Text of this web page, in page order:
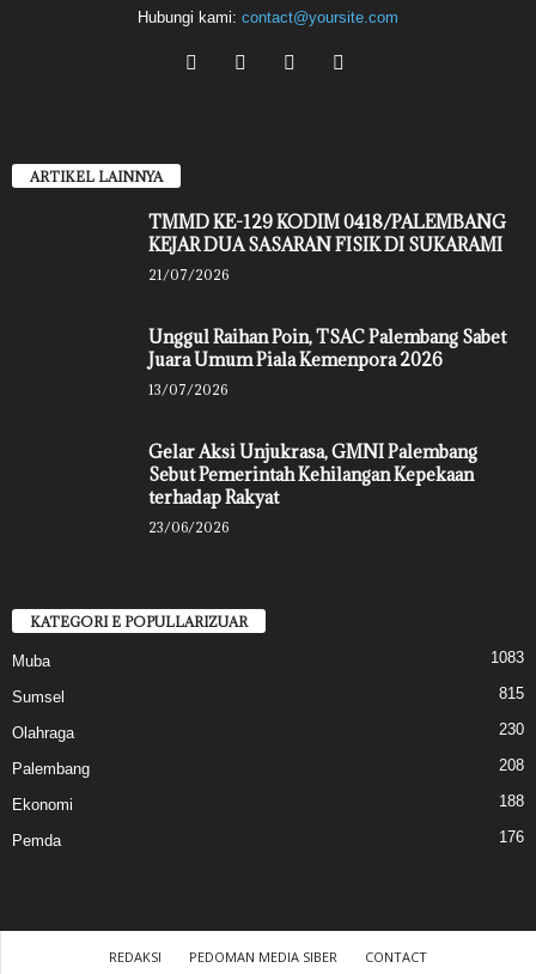
Hubungi kami: contact@yoursite.com
ARTIKEL LAINNYA
TMMD KE-129 KODIM 0418/PALEMBANG
KEJAR DUA SASARAN FISIK DI SUKARAMI
21/07/2026
Unggul Raihan Poin, TSAC Palembang Sabet
Juara Umum Piala Kemenpora 2026
13/07/2026
Gelar Aksi Unjukrasa, GMNI Palembang
Sebut Pemerintah Kehilangan Kepekaan
terhadap Rakyat
23/06/2026
KATEGORI E POPULLARIZUAR
Muba 1083
Sumsel 815
Olahraga 230
Palembang 208
Ekonomi 188
Pemda 176
REDAKSI PEDOMAN MEDIA SIBER CONTACT